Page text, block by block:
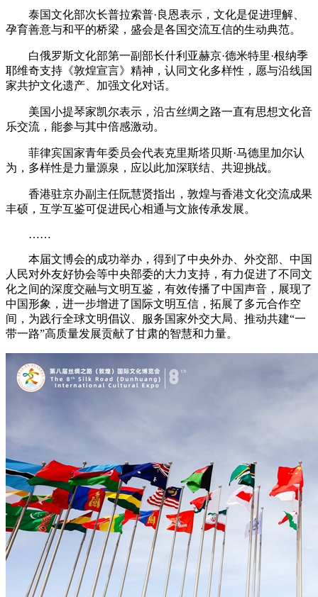
泰国文化部次长普拉索普·良恩表示，文化是促进理解、
孕育善意与和平的桥梁，盛会是各国交流互信的生动典范。
白俄罗斯文化部第一副部长什利亚赫京·德米特里·根纳季
耶维奇支持《敦煌宣言》精神，认同文化多样性，愿与沿线国
家共护文化遗产、加强文化对话。
美国小提琴家凯尔表示，沿古丝绸之路一直有思想文化音
乐交流，能参与其中倍感激动。
菲律宾国家青年委员会代表克里斯塔贝斯·马德里加尔认
为，多样性是力量源泉，应以此加深联结、共迎挑战。
香港驻京办副主任阮慧贤指出，敦煌与香港文化交流成果
丰硕，互学互鉴可促进民心相通与文旅传承发展。
……
本届文博会的成功举办，得到了中央外办、外交部、中国
人民对外友好协会等中央部委的大力支持，有力促进了不同文
化之间的深度交融与文明互鉴，有效传播了中国声音，展现了
中国形象，进一步增进了国际文明互信，拓展了多元合作空
间，为践行全球文明倡议、服务国家外交大局、推动共建“一
带一路”高质量发展贡献了甘肃的智慧和力量。